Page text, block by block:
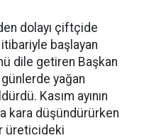
dolayı çiftçide
başlayan
dile getiren Başkan
günlerde yağan
Kasım ayının
kara düşündürürken
üreticideki